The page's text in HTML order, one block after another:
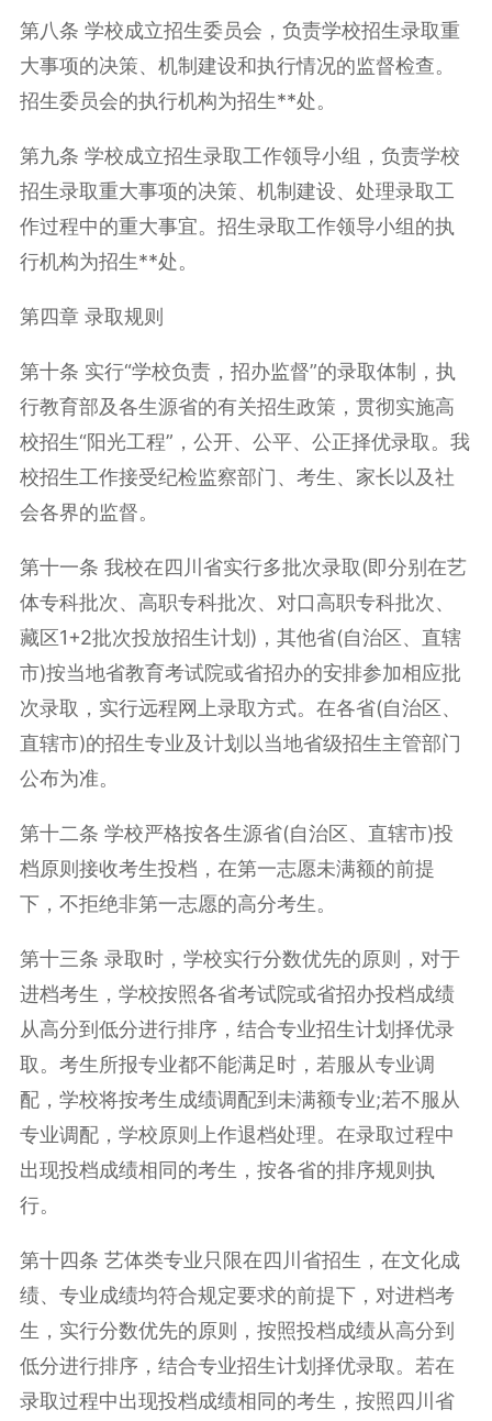
第八条 学校成立招生委员会，负责学校招生录取重
大事项的决策、机制建设和执行情况的监督检查。
招生委员会的执行机构为招生**处。
第九条 学校成立招生录取工作领导小组，负责学校
招生录取重大事项的决策、机制建设、处理录取工
作过程中的重大事宜。招生录取工作领导小组的执
行机构为招生**处。
第四章 录取规则
第十条 实行“学校负责，招办监督”的录取体制，执
行教育部及各生源省的有关招生政策，贯彻实施高
校招生“阳光工程”，公开、公平、公正择优录取。我
校招生工作接受纪检监察部门、考生、家长以及社
会各界的监督。
第十一条 我校在四川省实行多批次录取(即分别在艺
体专科批次、高职专科批次、对口高职专科批次、
藏区1+2批次投放招生计划)，其他省(自治区、直辖
市)按当地省教育考试院或省招办的安排参加相应批
次录取，实行远程网上录取方式。在各省(自治区、
直辖市)的招生专业及计划以当地省级招生主管部门
公布为准。
第十二条 学校严格按各生源省(自治区、直辖市)投
档原则接收考生投档，在第一志愿未满额的前提
下，不拒绝非第一志愿的高分考生。
第十三条 录取时，学校实行分数优先的原则，对于
进档考生，学校按照各省考试院或省招办投档成绩
从高分到低分进行排序，结合专业招生计划择优录
取。考生所报专业都不能满足时，若服从专业调
配，学校将按考生成绩调配到未满额专业;若不服从
专业调配，学校原则上作退档处理。在录取过程中
出现投档成绩相同的考生，按各省的排序规则执
行。
第十四条 艺体类专业只限在四川省招生，在文化成
绩、专业成绩均符合规定要求的前提下，对进档考
生，实行分数优先的原则，按照投档成绩从高分到
低分进行排序，结合专业招生计划择优录取。若在
录取过程中出现投档成绩相同的考生，按照四川省